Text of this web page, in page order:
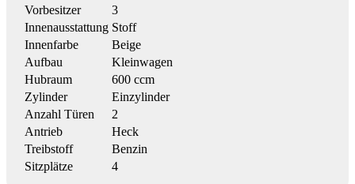
Vorbesitzer
3
Innenausstattung Stoff
Innenfarbe
Beige
Aufbau
Kleinwagen
Hubraum
600 ccm
Zylinder
Einzylinder
Anzahl Türen
2
Antrieb
Heck
Treibstoff
Benzin
Sitzplätze
4